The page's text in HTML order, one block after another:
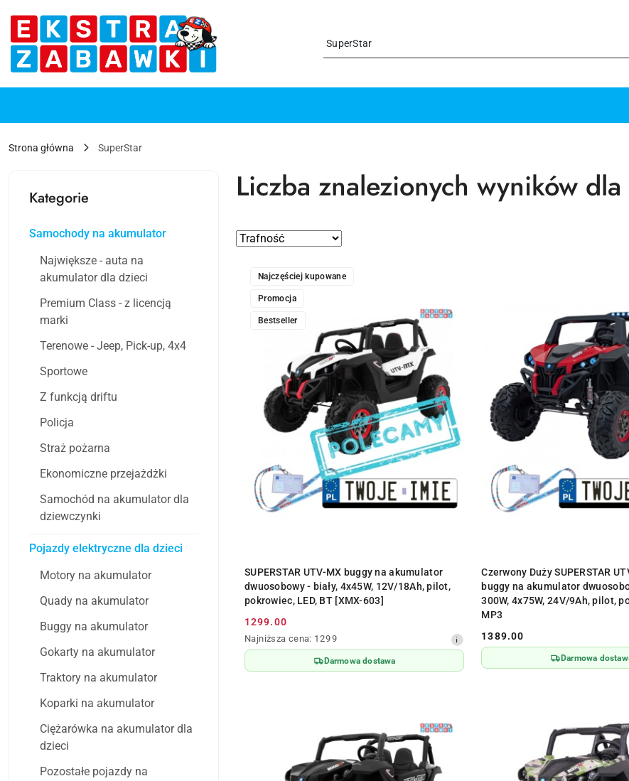
Przejdź do treści głównej
Przejdź do wyszukiwarki
Przejdź do moje konto
Przejdź do menu głównego
Przejdź do stopki
Strona główna SuperStar
Kategorie
Samochody na akumulator
Największe - auta na
akumulator dla dzieci
Premium Class - z licencją
marki
Terenowe - Jeep, Pick-up, 4x4
Sportowe
Z funkcją driftu
Policja
Straż pożarna
Ekonomiczne przejażdżki
Samochód na akumulator dla
dziewczynki
Pojazdy elektryczne dla dzieci
Motory na akumulator
Quady na akumulator
Buggy na akumulator
Gokarty na akumulator
Traktory na akumulator
Koparki na akumulator
Ciężarówka na akumulator dla
dzieci
Pozostałe pojazdy na
Liczba znalezionych wyników
Zastosowano
Trafność
Sortuj
SUPERSTAR UTV-MX buggy na akumulator
dwuosobowy - biały, 4x45W, 12V/18Ah, pilot,
pokrowiec, LED, BT [XMX-603]
Cena
promocyjna:
1299.00
Najniższa
cena
Najniższa cena: 1299
Darmowa dostawa
Najczęściej kupowane
Promocja
Bestseller
DO KOSZYKA
Czerwony Duży SUPERSTAR
buggy na akumulator
300W, 4x75W, 24V/9Ah, pilot,
MP3
Cena:
1389.00
Darmowa
PRODUKT